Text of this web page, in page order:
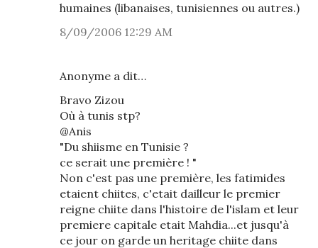
humaines (libanaises, tunisiennes ou autres.)
8/09/2006 12:29 AM
Anonyme a dit…
Bravo Zizou
Où à tunis stp?
@Anis
"Du shiisme en Tunisie ?
ce serait une première ! "
Non c'est pas une première, les fatimides
etaient chiites, c'etait dailleur le premier
reigne chiite dans l'histoire de l'islam et leur
premiere capitale etait Mahdia...et jusqu'à
ce jour on garde un heritage chiite dans